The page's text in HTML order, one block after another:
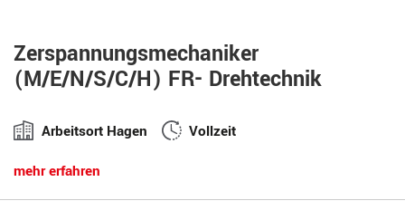
Zerspannungsmechaniker
(M/E/N/S/C/H) FR- Drehtechnik
Arbeitsort Hagen
Vollzeit
mehr erfahren